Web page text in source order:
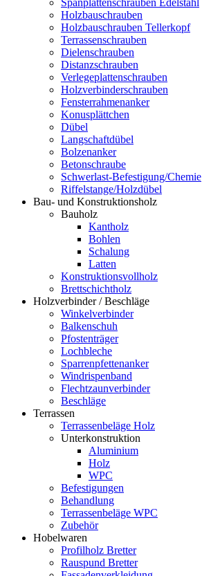
Spanplattenschrauben Edelstahl
Holzbauschrauben
Holzbauschrauben Tellerkopf
Terrassenschrauben
Dielenschrauben
Distanzschrauben
Verlegeplattenschrauben
Holzverbinderschrauben
Fensterrahmenanker
Konusplättchen
Dübel
Langschaftdübel
Bolzenanker
Betonschraube
Schwerlast-Befestigung/Chemie
Riffelstange/Holzdübel
Bau- und Konstruktionsholz
Bauholz
Kantholz
Bohlen
Schalung
Latten
Konstruktionsvollholz
Brettschichtholz
Holzverbinder / Beschläge
Winkelverbinder
Balkenschuh
Pfostenträger
Lochbleche
Sparrenpfettenanker
Windrispenband
Flechtzaunverbinder
Beschläge
Terrassen
Terrassenbeläge Holz
Unterkonstruktion
Aluminium
Holz
WPC
Befestigungen
Behandlung
Terrassenbeläge WPC
Zubehör
Hobelwaren
Profilholz Bretter
Rauspund Bretter